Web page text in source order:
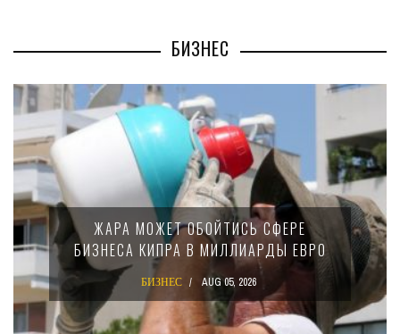
БИЗНЕС
ЖАРА МОЖЕТ ОБОЙТИСЬ СФЕРЕ
БИЗНЕСА КИПРА В МИЛЛИАРДЫ ЕВРО
БИЗНЕС AUG 05, 2026